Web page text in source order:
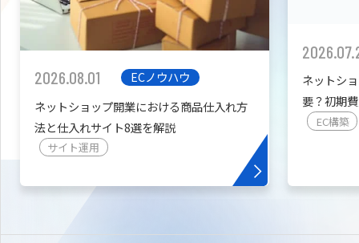
カスタマイズ開発
2026.08.01
ECノウハウ
ネットショップ開業における商品仕入れ方
法と仕入れサイト8選を解説
サイト運用
ネットシ
要？初期
を紹介
EC構築